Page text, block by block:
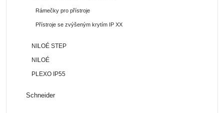
Rámečky pro přístroje
Přístroje se zvýšeným krytím IP XX
NILOÉ STEP
NILOÉ
PLEXO IP55
Schneider